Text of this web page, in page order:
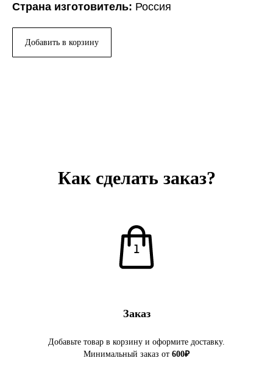
Страна изготовитель: Россия
Добавить в корзину
Как сделать заказ?
Заказ
Добавьте товар в корзину и оформите доставку.
Минимальный заказ от 600₽